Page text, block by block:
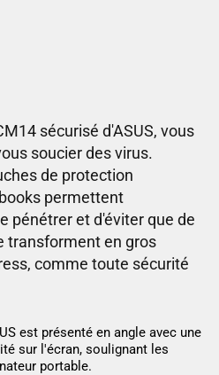
sécurisé d'ASUS, vous
soucier des virus.
de protection
permettent
pénétrer et d'éviter que de
transforment en gros
comme toute sécurité